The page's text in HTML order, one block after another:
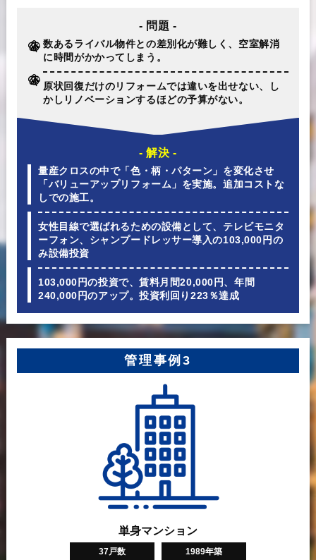
- 問題 -
数あるライバル物件との差別化が難しく、空室解消
に時間がかかってしまう。
原状回復だけのリフォームでは違いを出せない、し
かしリノベーションするほどの予算がない。
- 解決 -
量産クロスの中で「色・柄・パターン」を変化させ
「バリューアップリフォーム」を実施。追加コストな
しでの施工。
女性目線で選ばれるための設備として、テレビモニタ
ーフォン、シャンプードレッサー導入の103,000円の
み設備投資
103,000円の投資で、賃料月間20,000円、年間
240,000円のアップ。投資利回り223％達成
管理事例3
単身マンション
37戸数 1989年築